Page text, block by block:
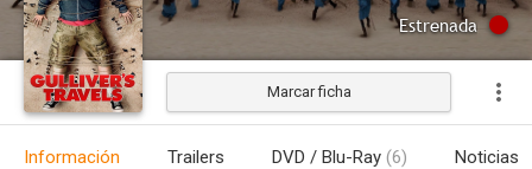
Estrenada
Marcar ficha
Información Trailers DVD / Blu-Ray (6) Noticias